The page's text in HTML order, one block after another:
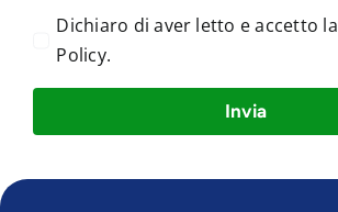
Dichiaro di aver letto e accetto la
Policy.
Invia